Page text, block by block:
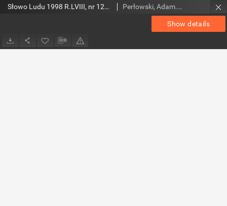
Show details
Słowo Ludu 1998 R.LVIII, nr 123 (magazyn) Perłowski, Adam. Red.